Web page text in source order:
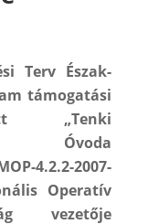
Terv Észak-
támogatási
„Tenki
Óvoda
4.2.2-2007-
Operatív
vezetője